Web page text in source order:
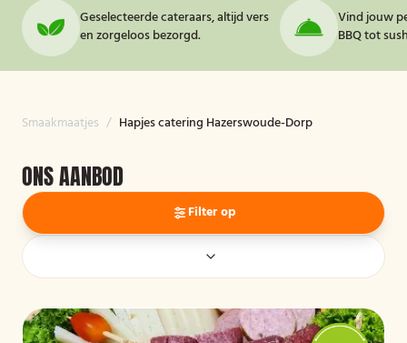
Geselecteerde cateraars, altijd vers
en zorgeloos bezorgd.
Vind jouw
BBQ tot
Smaakmaatjes / Hapjes catering Hazerswoude-Dorp
ONS AANBOD
Filter op